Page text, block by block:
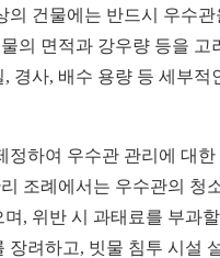
의 건물에는 반드시 우수관
의 면적과 강우량 등을 고
경사, 배수 용량 등 세부적
정하여 우수관 관리에 대한
조례에서는 우수관의 청
, 위반 시 과태료를 부과
장려하고, 빗물 침투 시설